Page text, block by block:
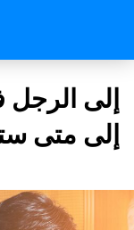
إلى
إلى متى